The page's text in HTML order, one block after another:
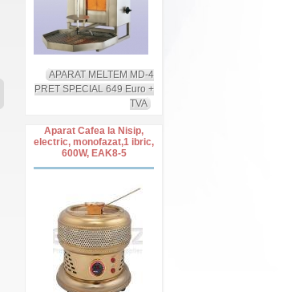
APARAT MELTEM MD-4
PRET SPECIAL 649 Euro +
TVA
Aparat Cafea la Nisip,
electric, monofazat,1 ibric,
600W, EAK8-5